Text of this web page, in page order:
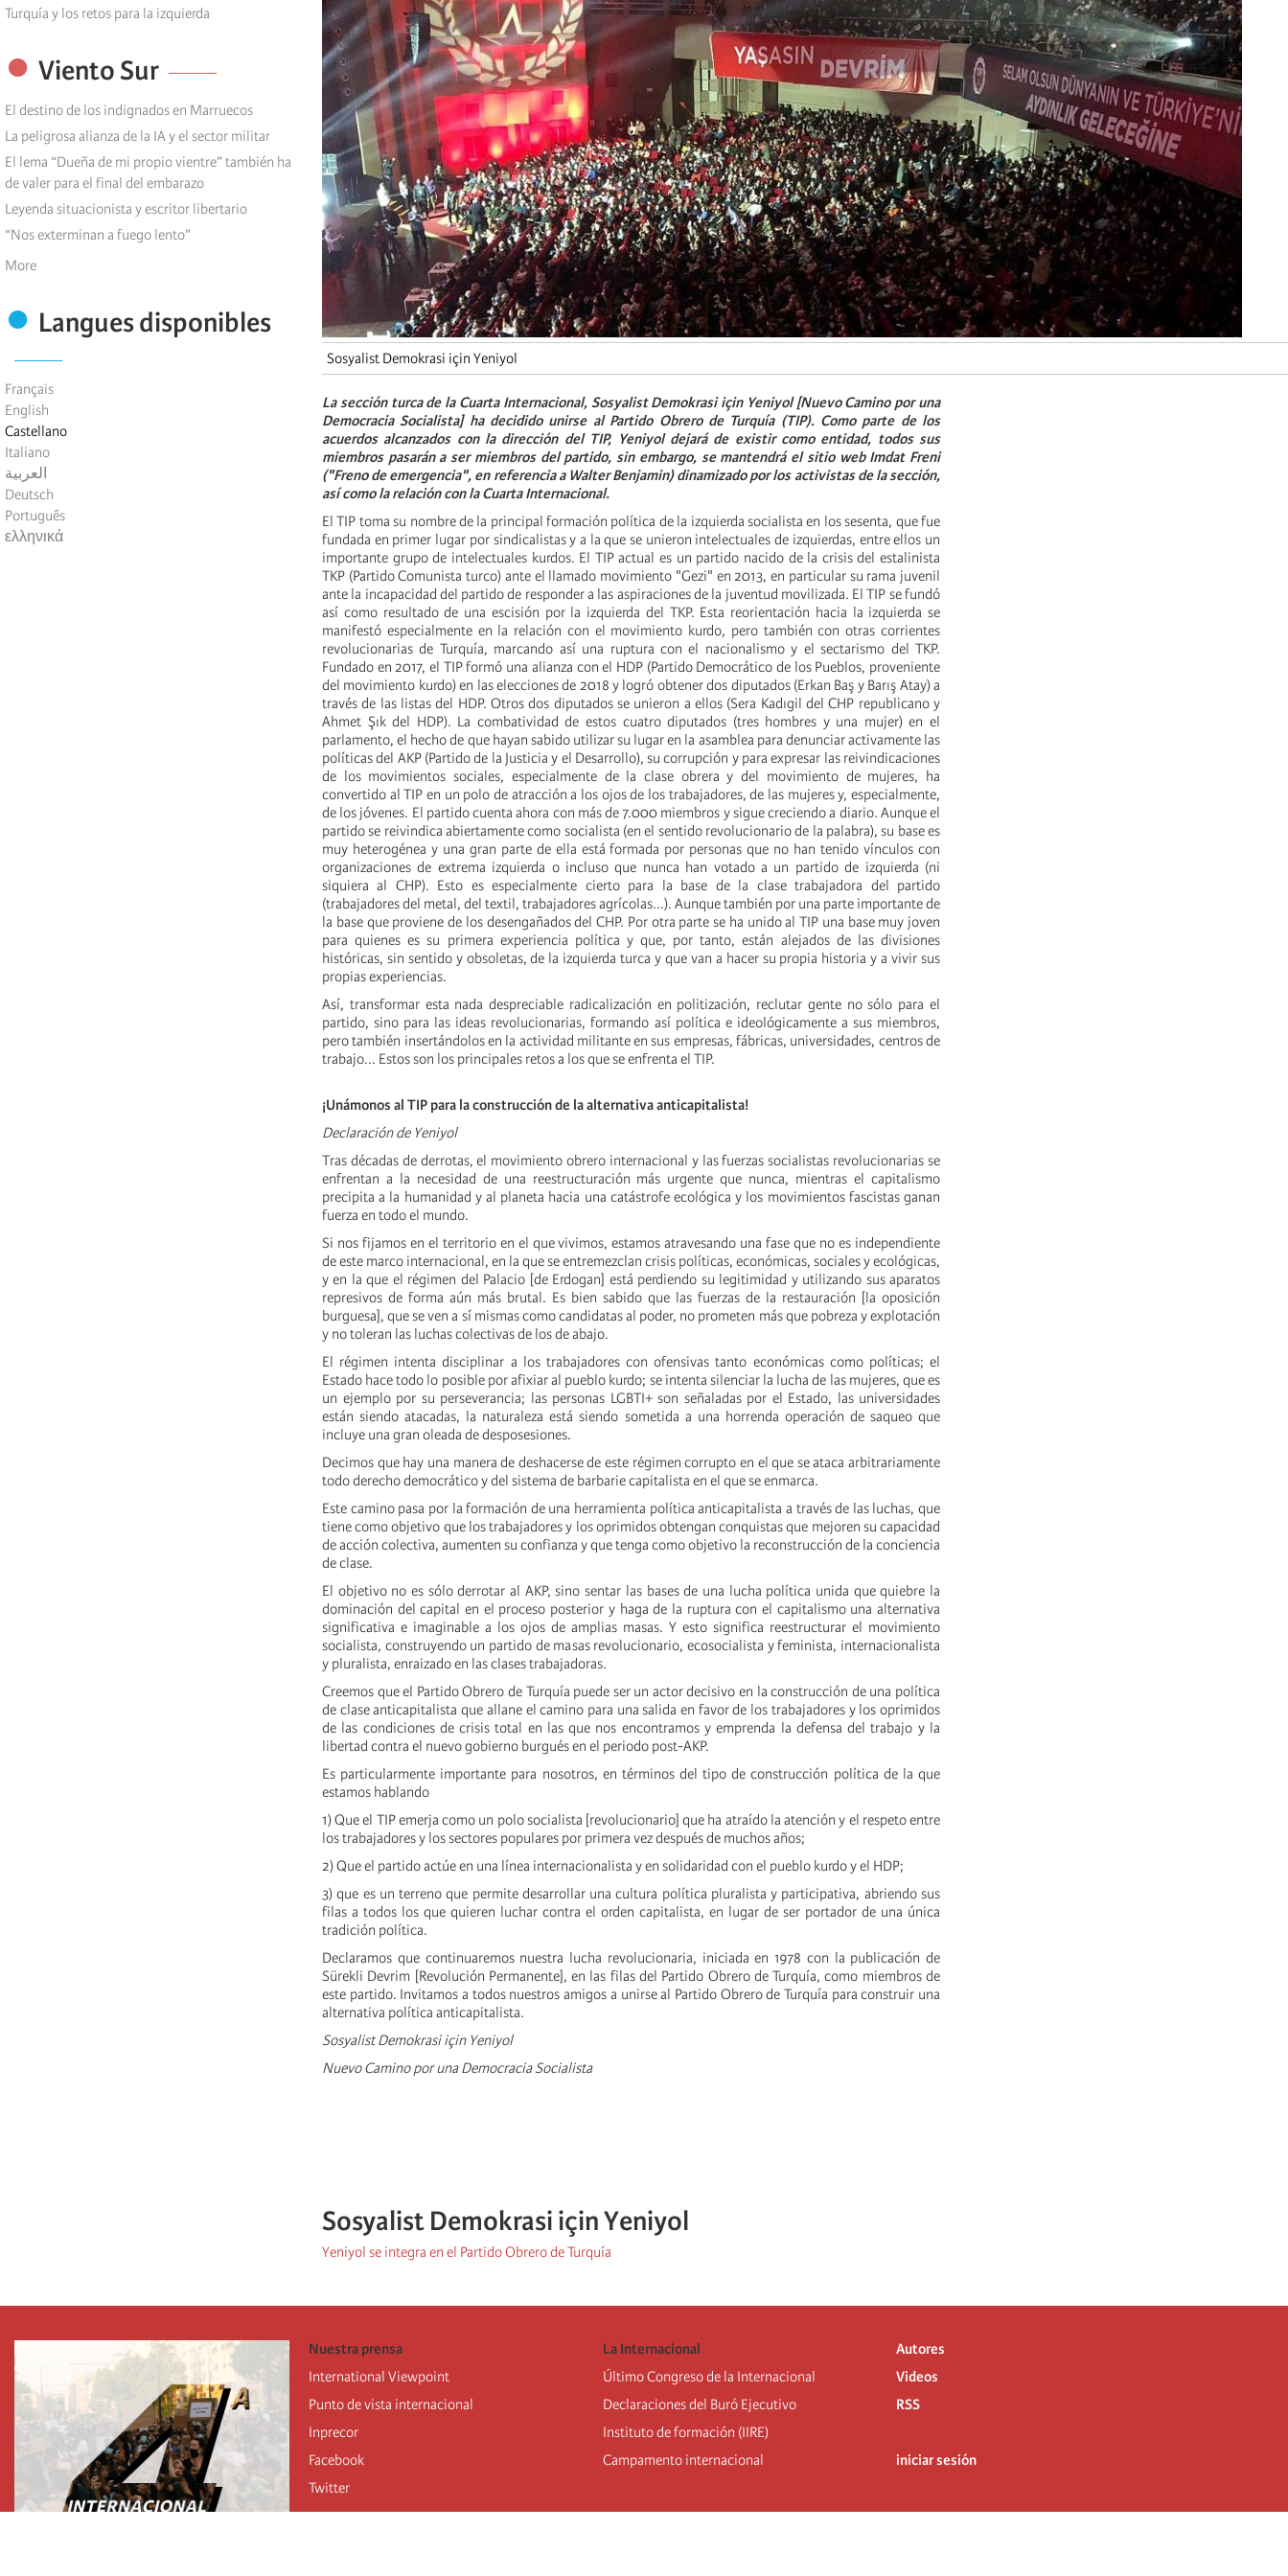
Turquía y los retos para la izquierda
Viento Sur
El destino de los indignados en Marruecos
La peligrosa alianza de la IA y el sector militar
El lema “Dueña de mi propio vientre” también ha
de valer para el final del embarazo
Leyenda situacionista y escritor libertario
“Nos exterminan a fuego lento”
More
Langues disponibles
Français
English
Castellano
Italiano
العربية
Deutsch
Português
ελληνικά
Sosyalist Demokrasi için Yeniyol
La sección turca de la Cuarta Internacional, Sosyalist Demokrasi için Yeniyol [Nuevo Camino por una
Democracia Socialista] ha decidido unirse al Partido Obrero de Turquía (TIP). Como parte de los
acuerdos alcanzados con la dirección del TIP, Yeniyol dejará de existir como entidad, todos sus
miembros pasarán a ser miembros del partido, sin embargo, se mantendrá el sitio web Imdat Freni
("Freno de emergencia", en referencia a Walter Benjamin) dinamizado por los activistas de la sección,
así como la relación con la Cuarta Internacional.
El TIP toma su nombre de la principal formación política de la izquierda socialista en los sesenta, que fue
fundada en primer lugar por sindicalistas y a la que se unieron intelectuales de izquierdas, entre ellos un
importante grupo de intelectuales kurdos. El TIP actual es un partido nacido de la crisis del estalinista
TKP (Partido Comunista turco) ante el llamado movimiento "Gezi" en 2013, en particular su rama juvenil
ante la incapacidad del partido de responder a las aspiraciones de la juventud movilizada. El TIP se fundó
así como resultado de una escisión por la izquierda del TKP. Esta reorientación hacia la izquierda se
manifestó especialmente en la relación con el movimiento kurdo, pero también con otras corrientes
revolucionarias de Turquía, marcando así una ruptura con el nacionalismo y el sectarismo del TKP.
Fundado en 2017, el TIP formó una alianza con el HDP (Partido Democrático de los Pueblos, proveniente
del movimiento kurdo) en las elecciones de 2018 y logró obtener dos diputados (Erkan Baş y Barış Atay) a
través de las listas del HDP. Otros dos diputados se unieron a ellos (Sera Kadıgil del CHP republicano y
Ahmet Şık del HDP). La combatividad de estos cuatro diputados (tres hombres y una mujer) en el
parlamento, el hecho de que hayan sabido utilizar su lugar en la asamblea para denunciar activamente las
políticas del AKP (Partido de la Justicia y el Desarrollo), su corrupción y para expresar las reivindicaciones
de los movimientos sociales, especialmente de la clase obrera y del movimiento de mujeres, ha
convertido al TIP en un polo de atracción a los ojos de los trabajadores, de las mujeres y, especialmente,
de los jóvenes. El partido cuenta ahora con más de 7.000 miembros y sigue creciendo a diario. Aunque el
partido se reivindica abiertamente como socialista (en el sentido revolucionario de la palabra), su base es
muy heterogénea y una gran parte de ella está formada por personas que no han tenido vínculos con
organizaciones de extrema izquierda o incluso que nunca han votado a un partido de izquierda (ni
siquiera al CHP). Esto es especialmente cierto para la base de la clase trabajadora del partido
(trabajadores del metal, del textil, trabajadores agrícolas...). Aunque también por una parte importante de
la base que proviene de los desengañados del CHP. Por otra parte se ha unido al TIP una base muy joven
para quienes es su primera experiencia política y que, por tanto, están alejados de las divisiones
históricas, sin sentido y obsoletas, de la izquierda turca y que van a hacer su propia historia y a vivir sus
propias experiencias.
Así, transformar esta nada despreciable radicalización en politización, reclutar gente no sólo para el
partido, sino para las ideas revolucionarias, formando así política e ideológicamente a sus miembros,
pero también insertándolos en la actividad militante en sus empresas, fábricas, universidades, centros de
trabajo... Estos son los principales retos a los que se enfrenta el TIP.
¡Unámonos al TIP para la construcción de la alternativa anticapitalista!
Declaración de Yeniyol
Tras décadas de derrotas, el movimiento obrero internacional y las fuerzas socialistas revolucionarias se
enfrentan a la necesidad de una reestructuración más urgente que nunca, mientras el capitalismo
precipita a la humanidad y al planeta hacia una catástrofe ecológica y los movimientos fascistas ganan
fuerza en todo el mundo.
Si nos fijamos en el territorio en el que vivimos, estamos atravesando una fase que no es independiente
de este marco internacional, en la que se entremezclan crisis políticas, económicas, sociales y ecológicas,
y en la que el régimen del Palacio [de Erdogan] está perdiendo su legitimidad y utilizando sus aparatos
represivos de forma aún más brutal. Es bien sabido que las fuerzas de la restauración [la oposición
burguesa], que se ven a sí mismas como candidatas al poder, no prometen más que pobreza y explotación
y no toleran las luchas colectivas de los de abajo.
El régimen intenta disciplinar a los trabajadores con ofensivas tanto económicas como políticas; el
Estado hace todo lo posible por afixiar al pueblo kurdo; se intenta silenciar la lucha de las mujeres, que es
un ejemplo por su perseverancia; las personas LGBTI+ son señaladas por el Estado, las universidades
están siendo atacadas, la naturaleza está siendo sometida a una horrenda operación de saqueo que
incluye una gran oleada de desposesiones.
Decimos que hay una manera de deshacerse de este régimen corrupto en el que se ataca arbitrariamente
todo derecho democrático y del sistema de barbarie capitalista en el que se enmarca.
Este camino pasa por la formación de una herramienta política anticapitalista a través de las luchas, que
tiene como objetivo que los trabajadores y los oprimidos obtengan conquistas que mejoren su capacidad
de acción colectiva, aumenten su confianza y que tenga como objetivo la reconstrucción de la conciencia
de clase.
El objetivo no es sólo derrotar al AKP, sino sentar las bases de una lucha política unida que quiebre la
dominación del capital en el proceso posterior y haga de la ruptura con el capitalismo una alternativa
significativa e imaginable a los ojos de amplias masas. Y esto significa reestructurar el movimiento
socialista, construyendo un partido de masas revolucionario, ecosocialista y feminista, internacionalista
y pluralista, enraizado en las clases trabajadoras.
Creemos que el Partido Obrero de Turquía puede ser un actor decisivo en la construcción de una política
de clase anticapitalista que allane el camino para una salida en favor de los trabajadores y los oprimidos
de las condiciones de crisis total en las que nos encontramos y emprenda la defensa del trabajo y la
libertad contra el nuevo gobierno burgués en el periodo post-AKP.
Es particularmente importante para nosotros, en términos del tipo de construcción política de la que
estamos hablando
1) Que el TIP emerja como un polo socialista [revolucionario] que ha atraído la atención y el respeto entre
los trabajadores y los sectores populares por primera vez después de muchos años;
2) Que el partido actúe en una línea internacionalista y en solidaridad con el pueblo kurdo y el HDP;
3) que es un terreno que permite desarrollar una cultura política pluralista y participativa, abriendo sus
filas a todos los que quieren luchar contra el orden capitalista, en lugar de ser portador de una única
tradición política.
Declaramos que continuaremos nuestra lucha revolucionaria, iniciada en 1978 con la publicación de
Sürekli Devrim [Revolución Permanente], en las filas del Partido Obrero de Turquía, como miembros de
este partido. Invitamos a todos nuestros amigos a unirse al Partido Obrero de Turquía para construir una
alternativa política anticapitalista.
Sosyalist Demokrasi için Yeniyol
Nuevo Camino por una Democracia Socialista
Sosyalist Demokrasi için Yeniyol
Yeniyol se integra en el Partido Obrero de Turquía
Nuestra prensa
International Viewpoint
Punto de vista internacional
Inprecor
Facebook
Twitter
La Internacional
Último Congreso de la Internacional
Declaraciones del Buró Ejecutivo
Instituto de formación (IIRE)
Campamento internacional
Autores
Videos
RSS
iniciar sesión